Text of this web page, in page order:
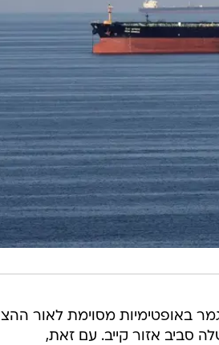
באופטימיות מסוימת לאור
סביב אזור קייב. עם זאת,